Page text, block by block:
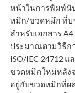
หน้าในการพิมพ์นั
หมึก/ขวดหมึก ที่บ
สําหรับเอกสาร
ประมาณตามวิธีก
ISO/IEC 24712
ขวดหมึกใหม่หลัง
อยู่กับขวดหมึกที่ผ